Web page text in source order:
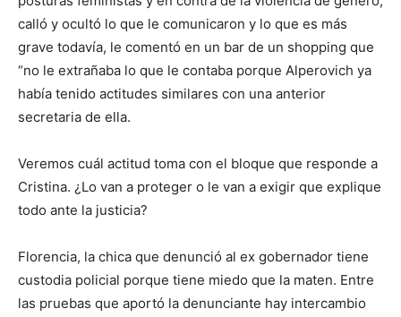
calló y ocultó lo que le comunicaron y lo que es más
grave todavía, le comentó en un bar de un shopping que
“no le extrañaba lo que le contaba porque Alperovich ya
había tenido actitudes similares con una anterior
secretaria de ella.
Veremos cuál actitud toma con el bloque que responde a
Cristina. ¿Lo van a proteger o le van a exigir que explique
todo ante la justicia?
Florencia, la chica que denunció al ex gobernador tiene
custodia policial porque tiene miedo que la maten. Entre
las pruebas que aportó la denunciante hay intercambio